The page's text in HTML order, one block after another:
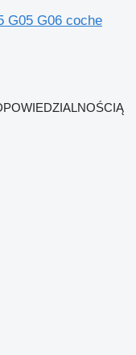
G05 G06 coche